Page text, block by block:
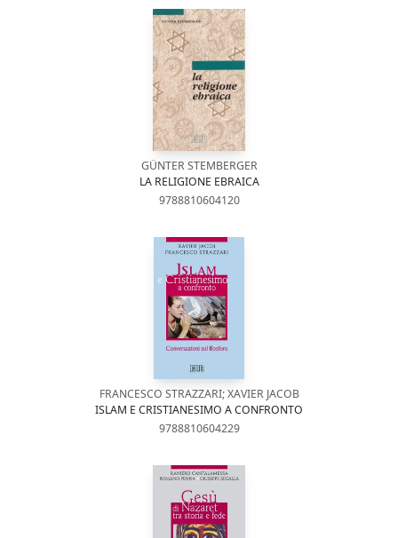
GÜNTER STEMBERGER
LA RELIGIONE EBRAICA
9788810604120
FRANCESCO STRAZZARI; XAVIER JACOB
ISLAM E CRISTIANESIMO A CONFRONTO
9788810604229